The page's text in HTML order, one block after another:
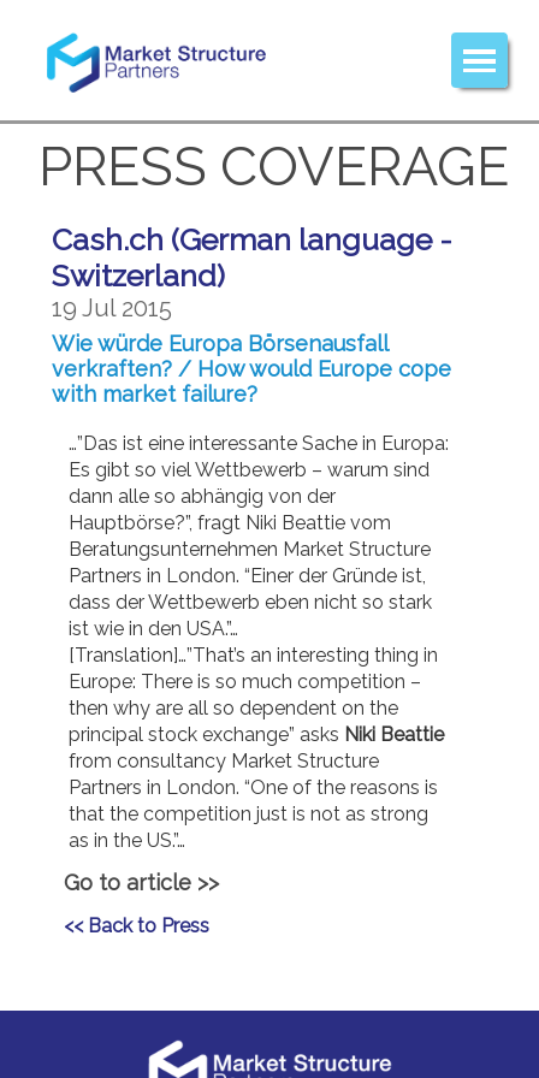
PRESS COVERAGE
Cash.ch (German language -
Switzerland)
19 Jul 2015
Wie würde Europa Börsenausfall
verkraften? / How would Europe cope
with market failure?
…”Das ist eine interessante Sache in Europa:
Es gibt so viel Wettbewerb – warum sind
dann alle so abhängig von der
Hauptbörse?”, fragt Niki Beattie vom
Beratungsunternehmen Market Structure
Partners in London. “Einer der Gründe ist,
dass der Wettbewerb eben nicht so stark
ist wie in den USA.”…
[Translation]…”That’s an interesting thing in
Europe: There is so much competition –
then why are all so dependent on the
principal stock exchange” asks Niki Beattie
from consultancy Market Structure
Partners in London. “One of the reasons is
that the competition just is not as strong
as in the US.”…
Go to article >>
<< Back to Press